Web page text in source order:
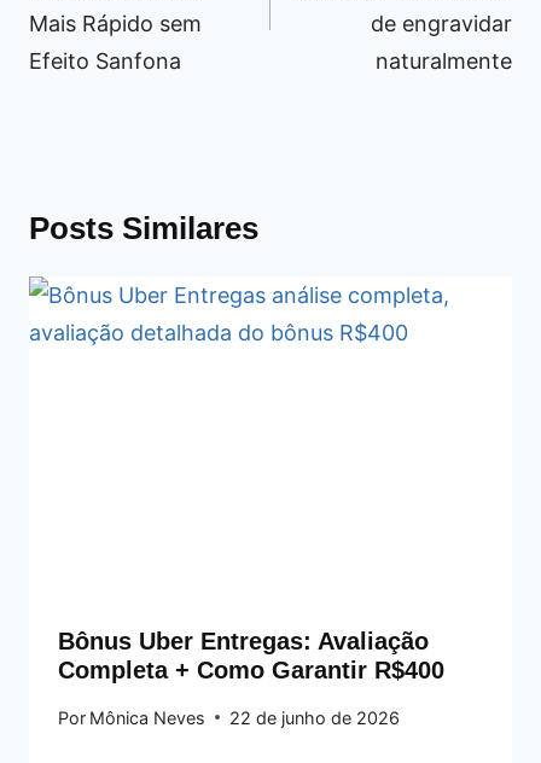
Mais Rápido sem
Efeito Sanfona
de engravidar
naturalmente
Posts Similares
Bônus Uber Entregas: Avaliação
Completa + Como Garantir R$400
Por Mônica Neves 22 de junho de 2026